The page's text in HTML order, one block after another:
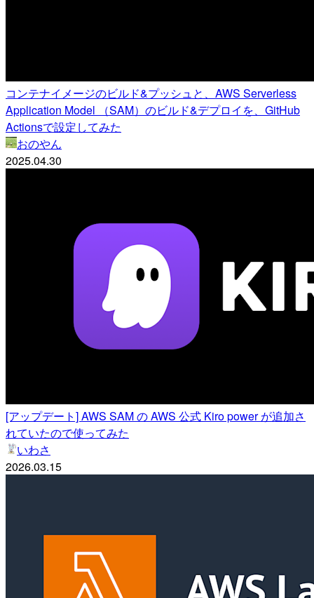
コンテナイメージのビルド&プッシュと、AWS Serverless
Application Model （SAM）のビルド&デプロイを、GitHub
Actionsで設定してみた
おのやん
2025.04.30
[アップデート] AWS SAM の AWS 公式 Kiro power が追加さ
れていたので使ってみた
いわさ
2026.03.15